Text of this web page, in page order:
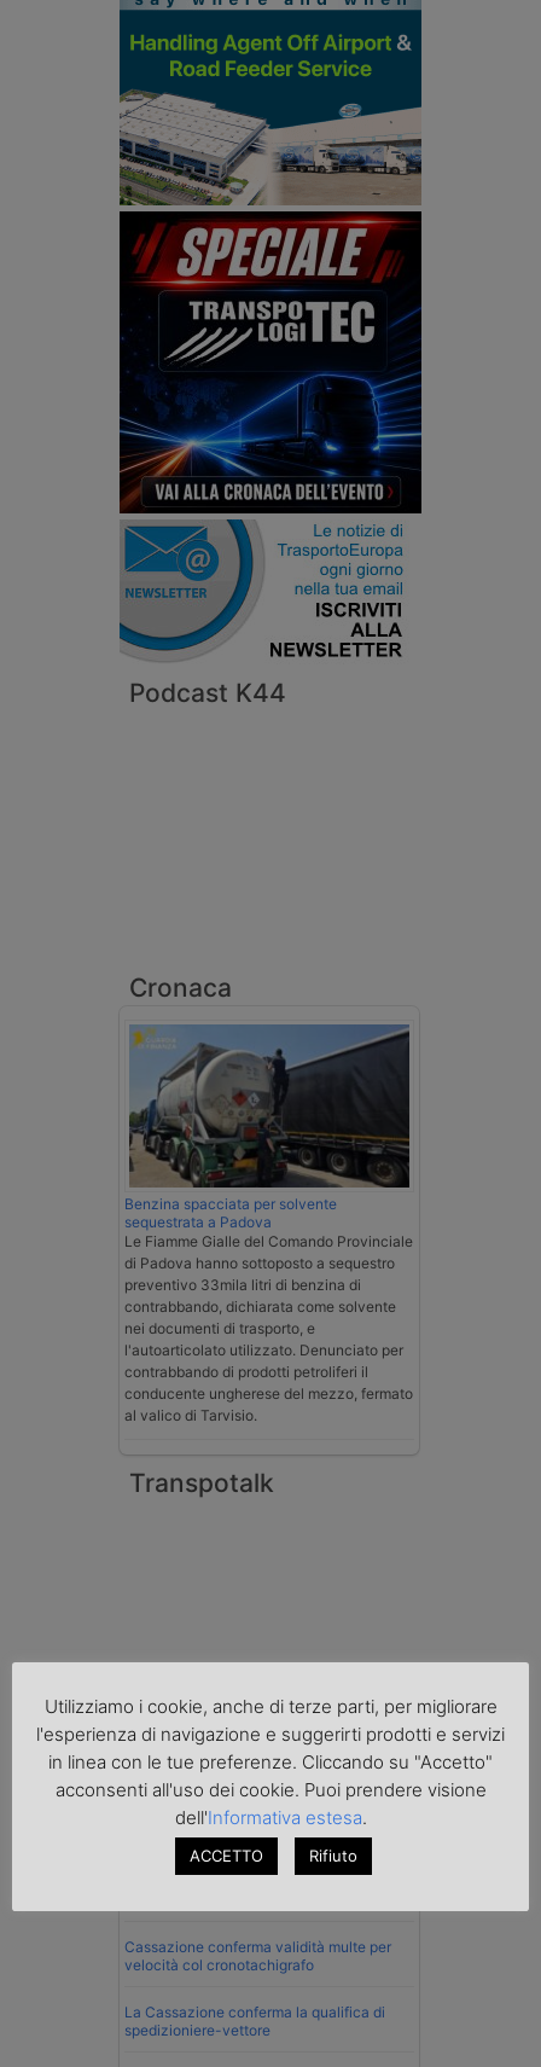
Podcast K44
Cronaca
Benzina spacciata per solvente
sequestrata a Padova
Le Fiamme Gialle del Comando Provinciale
di Padova hanno sottoposto a sequestro
preventivo 33mila litri di benzina di
contrabbando, dichiarata come solvente
nei documenti di trasporto, e
l'autoarticolato utilizzato. Denunciato per
contrabbando di prodotti petroliferi il
conducente ungherese del mezzo, fermato
al valico di Tarvisio.
Transpotalk
Normativa
La riforma del Codice della Strada punta
sull’autotrasporto
Cassazione conferma validità multe per
velocità col cronotachigrafo
La Cassazione conferma la qualifica di
spedizioniere-vettore
Utilizziamo i cookie, anche di terze parti, per migliorare
l'esperienza di navigazione e suggerirti prodotti e servizi
in linea con le tue preferenze. Cliccando su "Accetto"
acconsenti all'uso dei cookie. Puoi prendere visione
dell'Informativa estesa.
ACCETTO Rifiuto